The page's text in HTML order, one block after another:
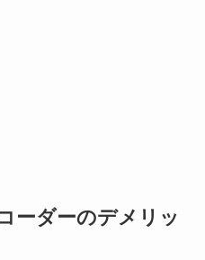
ーダーのデメリッ